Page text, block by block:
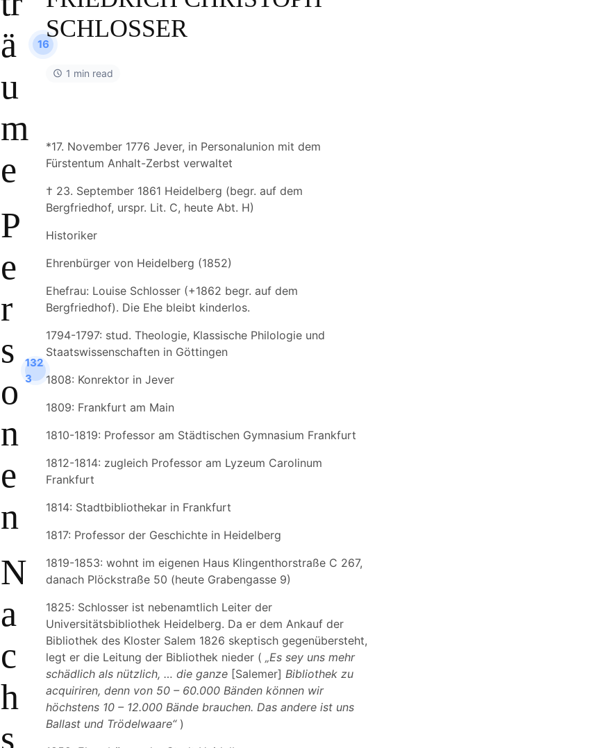
ä
u
m
e
16
P
e
r
s
o
n
e
n
132
3
N
a
c
h
s
SCHLOSSER
1 min read
*17. November 1776 Jever, in Personalunion mit dem
Fürstentum Anhalt-Zerbst verwaltet
† 23. September 1861 Heidelberg (begr. auf dem
Bergfriedhof, urspr. Lit. C, heute Abt. H)
Historiker
Ehrenbürger von Heidelberg (1852)
Ehefrau: Louise Schlosser (+1862 begr. auf dem
Bergfriedhof). Die Ehe bleibt kinderlos.
1794-1797: stud. Theologie, Klassische Philologie und
Staatswissenschaften in Göttingen
1808: Konrektor in Jever
1809: Frankfurt am Main
1810-1819: Professor am Städtischen Gymnasium Frankfurt
1812-1814: zugleich Professor am Lyzeum Carolinum
Frankfurt
1814: Stadtbibliothekar in Frankfurt
1817: Professor der Geschichte in Heidelberg
1819-1853: wohnt im eigenen Haus Klingenthorstraße C 267,
danach Plöckstraße 50 (heute Grabengasse 9)
1825: Schlosser ist nebenamtlich Leiter der
Universitätsbibliothek Heidelberg. Da er dem Ankauf der
Bibliothek des Kloster Salem 1826 skeptisch gegenübersteht,
legt er die Leitung der Bibliothek nieder („Es sey uns mehr
schädlich als nützlich, … die ganze [Salemer] Bibliothek zu
acquiriren, denn von 50 – 60.000 Bänden können wir
höchstens 10 – 12.000 Bände brauchen. Das andere ist uns
Ballast und Trödelwaare“)